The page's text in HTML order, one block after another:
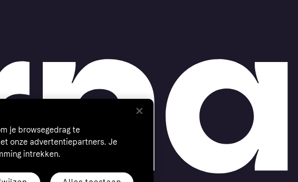
je browsegedrag te
onze advertentiepartners. Je
intrekken.